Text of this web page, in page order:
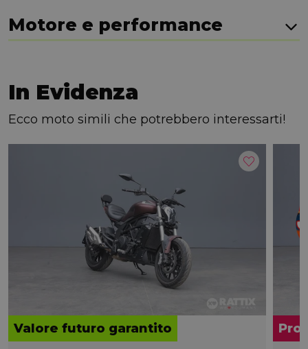
Motore e performance
In Evidenza
Ecco moto simili che potrebbero interessarti!
Valore futuro garantito